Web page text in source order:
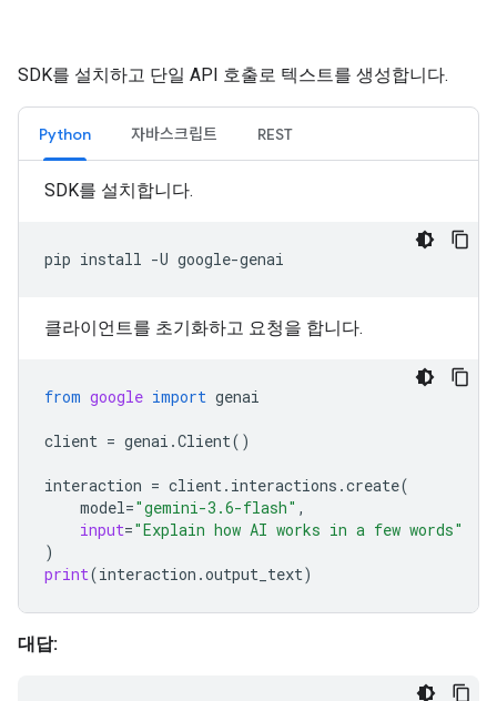
SDK를 설치하고 단일 API 호출로 텍스트를 생성합니다.
Python 자바스크립트 REST
SDK를 설치합니다.
pip install -U
클라이언트를 초기화하고 요청을 합니다.
from google import genai
client = genai .Client()
interaction = client. interactions .create(
model="gemini-3.6-flash" ,
input="Explain how AI works in a few words"
)
print(interaction .output_text)
대답: